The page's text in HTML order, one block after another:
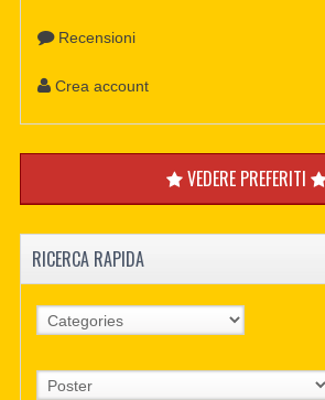
Recensioni
Crea account
VEDERE PREFERITI
RICERCA RAPIDA